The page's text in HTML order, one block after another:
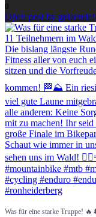
0
Open post by
Was für eine starke Truppe!